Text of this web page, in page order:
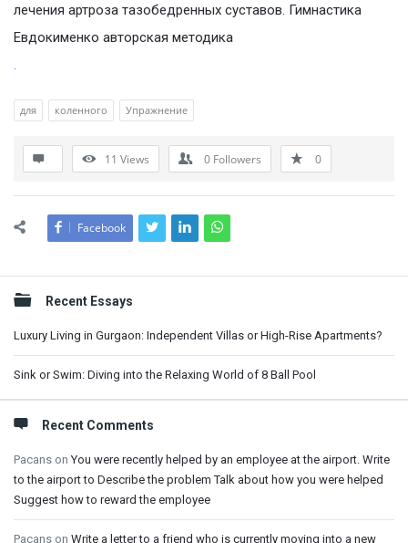
лечения артроза тазобедренных суставов. Гимнастика
Евдокименко авторская методика
.
для коленного Упражнение
11 Views 0 Followers 0
Facebook
Sidebar
Recent Essays
Luxury Living in Gurgaon: Independent Villas or High-Rise Apartments?
Sink or Swim: Diving into the Relaxing World of 8 Ball Pool
Recent Comments
Pacans onYou were recently helped by an employee at the airport. Write
to the airport to Describe the problem Talk about how you were helped
Suggest how to reward the employee
Pacans on Write a letter to a friend who is currently moving into a new